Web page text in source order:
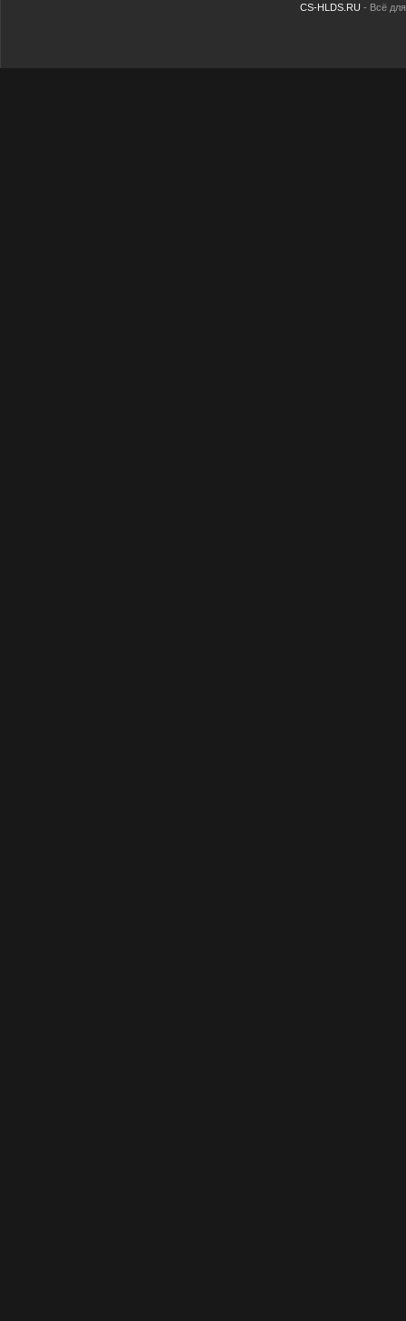
CS-HLDS.RU - Всё